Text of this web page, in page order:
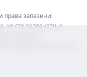
права запазени!
че сте запознати и
софтуера.